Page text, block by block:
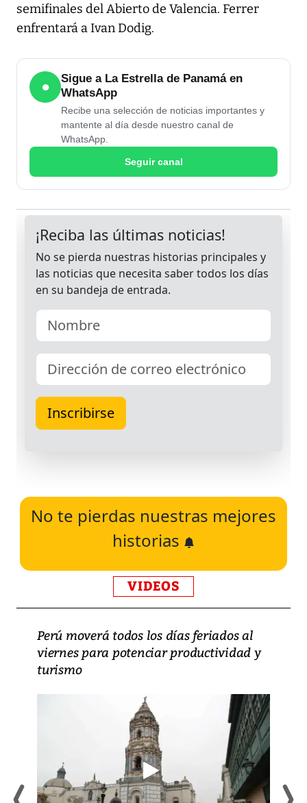
semifinales del Abierto de Valencia. Ferrer
enfrentará a Ivan Dodig.
●
Sigue a La Estrella de Panamá en
WhatsApp
Recibe una selección de noticias importantes y
mantente al día desde nuestro canal de
WhatsApp.
Seguir canal
No te pierdas nuestras mejores
historias
VIDEOS
Perú moverá todos los días feriados al
viernes para potenciar productividad y
turismo